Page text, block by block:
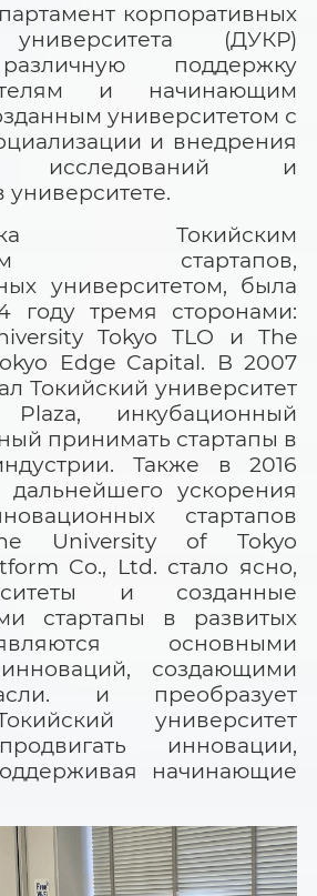
корпоративных
(ДУКР)
поддержку
и начинающим
университетом с
и внедрения
исследований и
университете.
Токийским
стартапов,
университетом, была
году тремя сторонами:
Tokyo TLO иThe
Edge Capital. В 2007
Токийский университет
Plaza, инкубационный
принимать стартапы в
Также в 2016
ускорения
стартапов
University of
Tokyo
Co., Ltd. стало ясно,
и созданные
стартапы в развитых
основными
создающими
и преобразует
университет
инновации,
начинающие